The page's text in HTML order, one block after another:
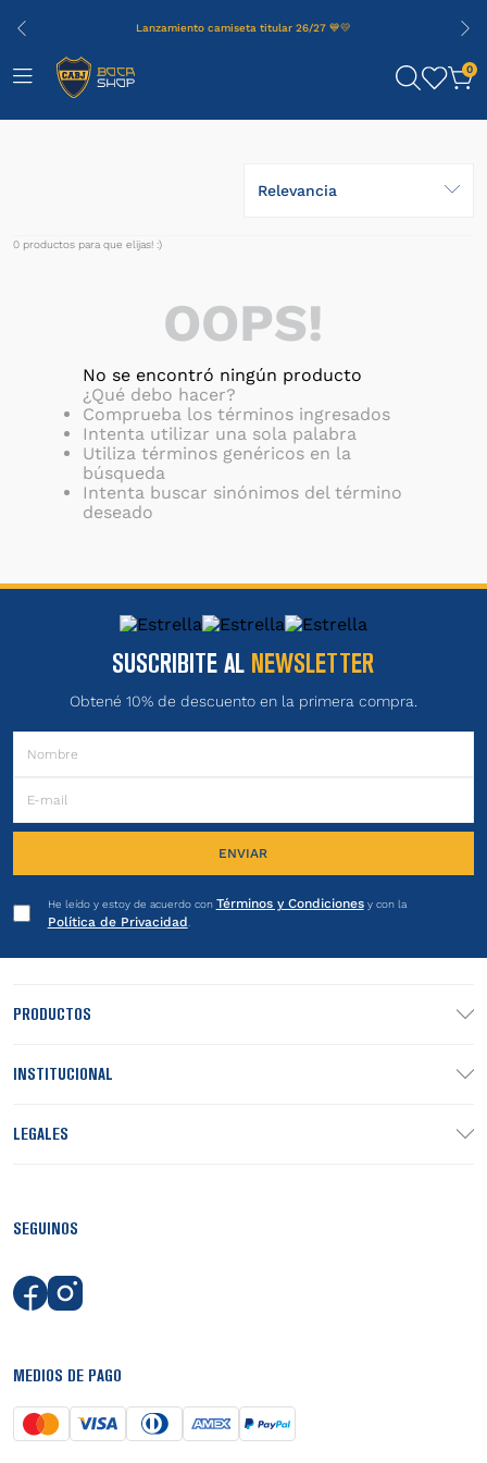
Lanzamiento camiseta titular 26/27 💙💛
0
Relevancia
0 productos
OOPS!
No se encontró ningún producto
¿Qué debo hacer?
Comprueba los términos ingresados
Intenta utilizar una sola palabra
Utiliza términos genéricos en la
búsqueda
Intenta buscar sinónimos del término
deseado
SUSCRIBITE AL NEWSLETTER
Obtené 10% de descuento en la primera compra.
ENVIAR
He leído y estoy de acuerdo con Términos y Condicionesy con la
Política de Privacidad
PRODUCTOS
INSTITUCIONAL
LEGALES
SEGUINOS
MEDIOS DE PAGO